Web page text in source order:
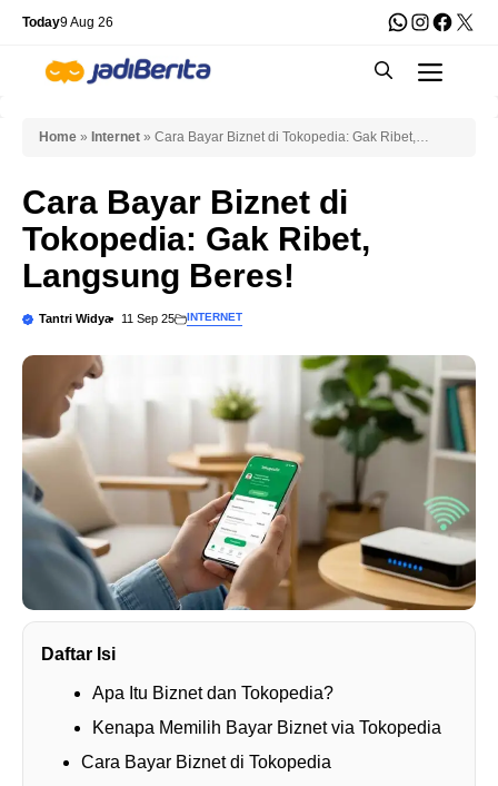
Skip
content
Today9 Aug 26 WhatsApp
X
Home » Internet » Cara Bayar Biznet di Tokopedia: Gak Ribet,
Cara Bayar Biznet di
Tokopedia: Gak Ribet,
Langsung Beres!
Tantri Widya 11 Sep 25 INTERNET
Daftar Isi
Apa Itu Biznet dan Tokopedia?
Kenapa Memilih Bayar Biznet via Tokopedia
Cara Bayar Biznet di Tokopedia